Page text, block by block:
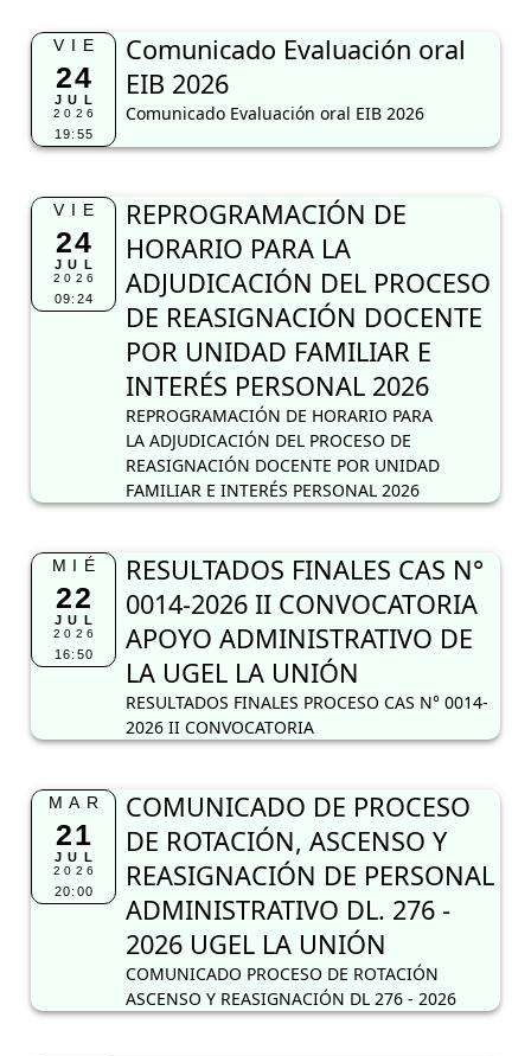
VIE
24
JUL
2026
19:55
Comunicado Evaluación oral
EIB 2026
Comunicado Evaluación oral EIB 2026
VIE
24
JUL
2026
09:24
REPROGRAMACIÓN DE
HORARIO PARA LA
ADJUDICACIÓN DEL PROCESO
DE REASIGNACIÓN DOCENTE
POR UNIDAD FAMILIAR E
INTERÉS PERSONAL 2026
REPROGRAMACIÓN DE HORARIO PARA
LA ADJUDICACIÓN DEL PROCESO DE
REASIGNACIÓN DOCENTE POR UNIDAD
FAMILIAR E INTERÉS PERSONAL 2026
MIÉ
22
JUL
2026
16:50
RESULTADOS FINALES CAS N°
0014-2026 II CONVOCATORIA
APOYO ADMINISTRATIVO DE
LA UGEL LA UNIÓN
RESULTADOS FINALES PROCESO CAS N° 0014-
2026 II CONVOCATORIA
MAR
21
JUL
2026
20:00
COMUNICADO DE PROCESO
DE ROTACIÓN, ASCENSO Y
REASIGNACIÓN DE PERSONAL
ADMINISTRATIVO DL. 276 -
2026 UGEL LA UNIÓN
COMUNICADO PROCESO DE ROTACIÓN
ASCENSO Y REASIGNACIÓN DL 276 - 2026